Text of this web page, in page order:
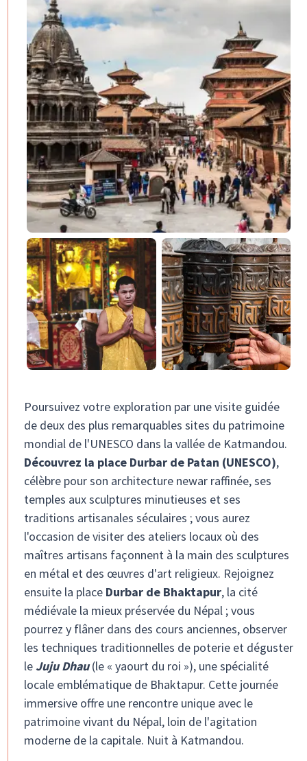
Poursuivez votre exploration par une visite guidée
de deux des plus remarquables sites du patrimoine
mondial de l'UNESCO dans la vallée de Katmandou.
Découvrez la place Durbar de Patan (UNESCO),
célèbre pour son architecture newar raffinée, ses
temples aux sculptures minutieuses et ses
traditions artisanales séculaires ; vous aurez
l'occasion de visiter des ateliers locaux où des
maîtres artisans façonnent à la main des sculptures
en métal et des œuvres d'art religieux. Rejoignez
ensuite la place Durbar de Bhaktapur, la cité
médiévale la mieux préservée du Népal ; vous
pourrez y flâner dans des cours anciennes, observer
les techniques traditionnelles de poterie et déguster
le Juju Dhau (le « yaourt du roi »), une spécialité
locale emblématique de Bhaktapur. Cette journée
immersive offre une rencontre unique avec le
patrimoine vivant du Népal, loin de l'agitation
moderne de la capitale. Nuit à Katmandou.